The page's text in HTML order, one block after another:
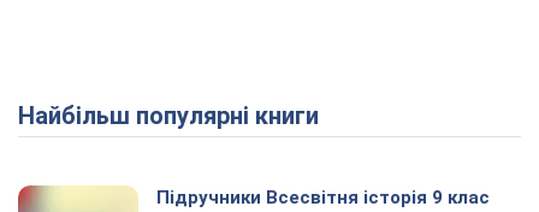
Play Video
Найбільш популярні книги
Підручники Всесвітня історія 9 клас